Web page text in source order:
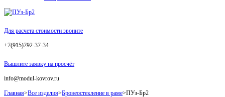
Для расчета стоимости звоните
+7(915)792-37-34
Вышлите заявку на просчёт
info@modul-kovrov.ru
Главная>Все изделия>Бронеостекление в раме>ПУз-Бр2